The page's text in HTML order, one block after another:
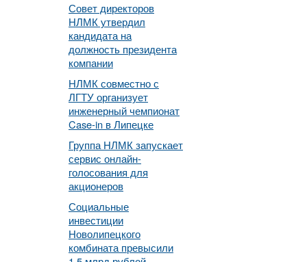
Совет директоров
НЛМК утвердил
кандидата на
должность президента
компании
НЛМК совместно с
ЛГТУ организует
инженерный чемпионат
Case-in в Липецке
Группа НЛМК запускает
сервис онлайн-
голосования для
акционеров
Социальные
инвестиции
Новолипецкого
комбината превысили